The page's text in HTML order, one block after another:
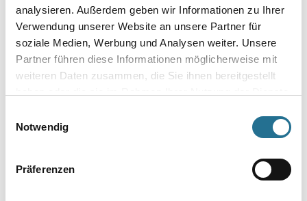
analysieren. Außerdem geben wir Informationen zu Ihrer
Verwendung unserer Website an unsere Partner für
soziale Medien, Werbung und Analysen weiter. Unsere
Partner führen diese Informationen möglicherweise mit
weiteren Daten zusammen, die Sie ihnen bereitgestellt
Notwendig
Präferenzen